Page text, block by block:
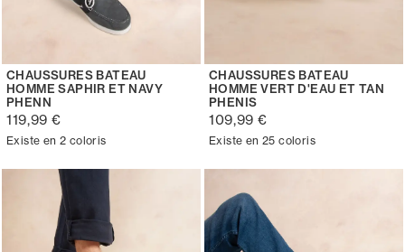
CHAUSSURES BATEAU
HOMME SAPHIR ET NAVY
PHENN
119,99 €
Existe en 2 coloris
CHAUSSURES BATEAU
HOMME VERT D'EAU ET TAN
PHENIS
109,99 €
Existe en 25 coloris